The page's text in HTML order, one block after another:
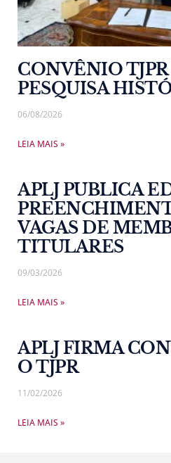
CONVÊNIO TJPR
PESQUISA
06/08/2026
LEIA MAIS »
APLJ PUBLICA
VAGAS DE
TITULARES
09/03/2026
LEIA MAIS »
APLJ FIRMA
O TJPR
11/02/2026
LEIA MAIS »